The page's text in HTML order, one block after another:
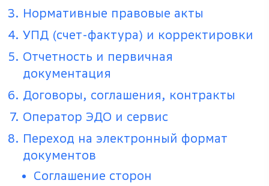
Нормативные правовые акты
УПД (счет-фактура) и корректировки
Отчетность и первичная
документация
Договоры, соглашения, контракты
Оператор ЭДО и сервис
Переход на электронный формат
документов
Соглашение сторон